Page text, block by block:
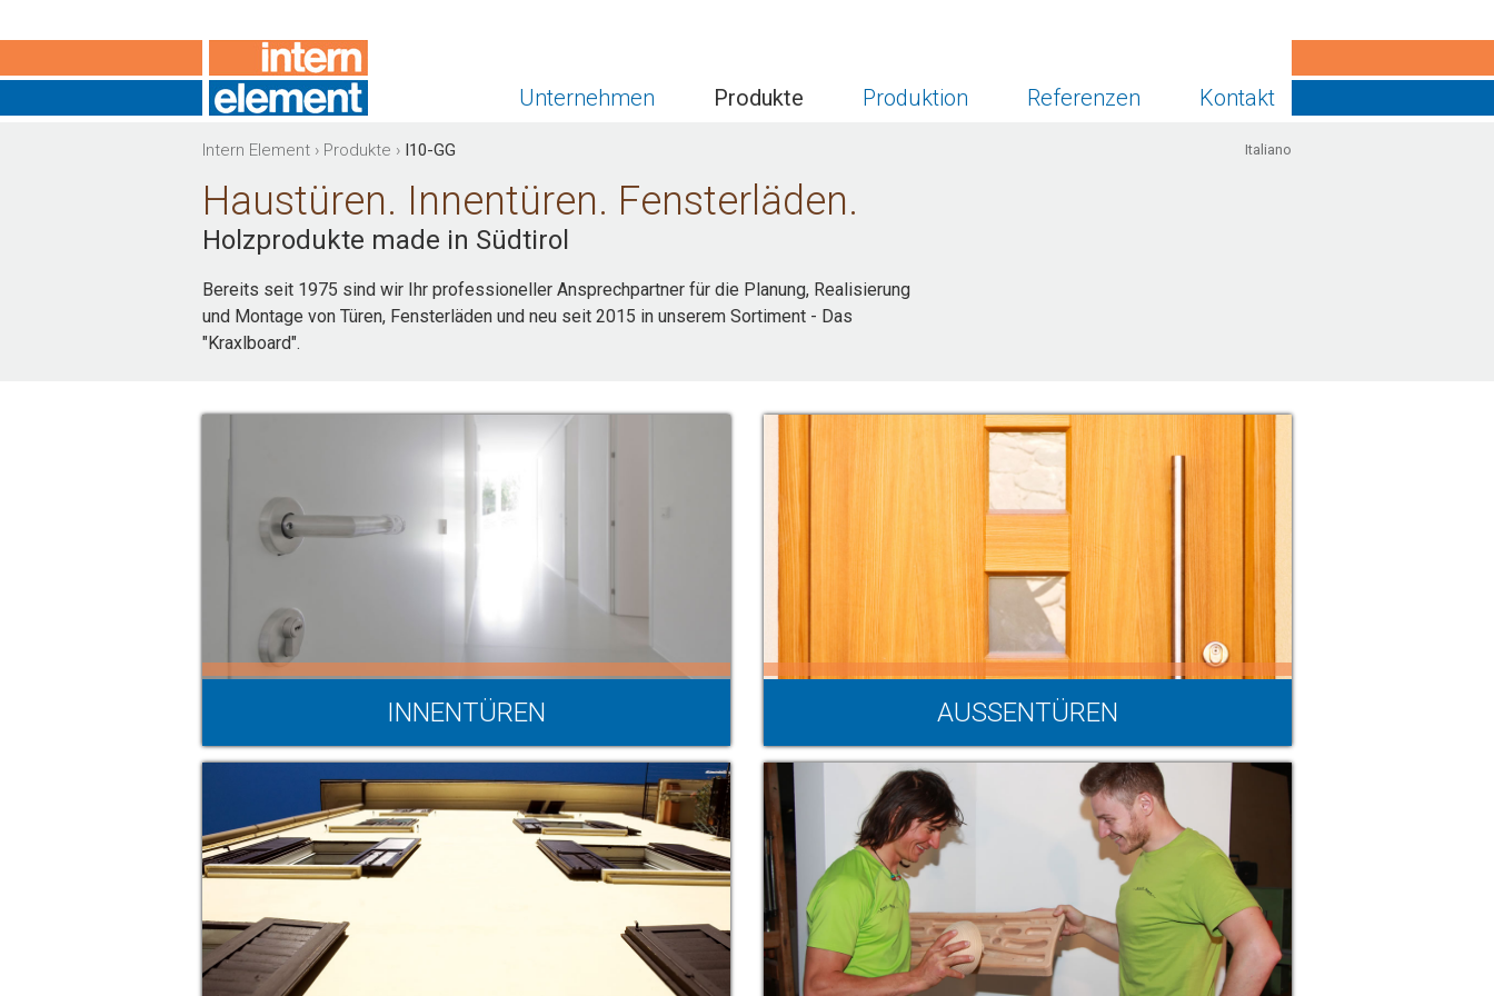
Unternehmen Produkte Produktion Referenzen Kontakt
Intern Element › Produkte › I10-GG Italiano
Haustüren. Innentüren. Fensterläden.
Holzprodukte made in Südtirol
Bereits seit 1975 sind wir Ihr professioneller Ansprechpartner für die Planung, Realisierung
und Montage von Türen, Fensterläden und neu seit 2015 in unserem Sortiment - Das
"Kraxlboard".
INNENTÜREN AUSSENTÜREN